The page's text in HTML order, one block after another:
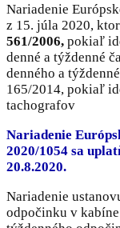
Nariadenie
z 15. júla 2020,
561/2006, pokiaľ
denné a týždenné
denného a
165/2014, pokiaľ
tachografov
Nariadenie
2020/1054 sa
20.8.2020.
Nariadenie
odpočinku v